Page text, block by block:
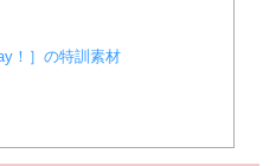
！］の特訓素材